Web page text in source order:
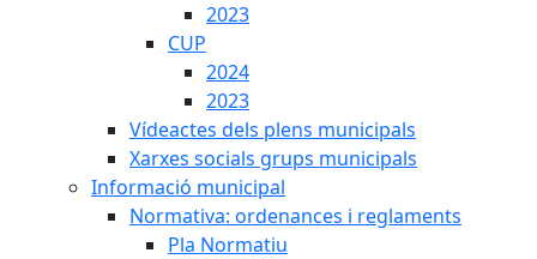
2023
CUP
2024
2023
Vídeactes dels plens municipals
Xarxes socials grups municipals
Informació municipal
Normativa: ordenances i reglaments
Pla Normatiu